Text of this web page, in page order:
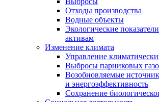
Отходы производства
Водные объекты
Экологические
активам
Изменение климата
Управление
Выбросы парниковых
Возобновляемые
и энергоэффективность
Сохранение